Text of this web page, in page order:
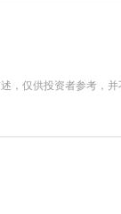
，仅供投资者参考，